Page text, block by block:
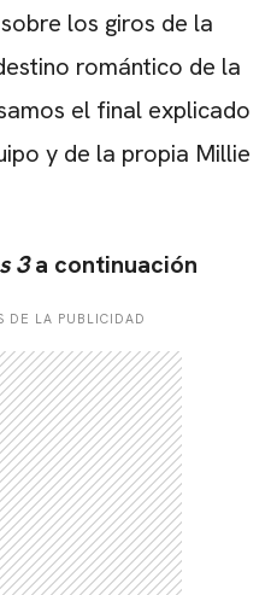
los giros de la
romántico de la
el final explicado
y de la propia Millie
3a continuación
DE LA PUBLICIDAD